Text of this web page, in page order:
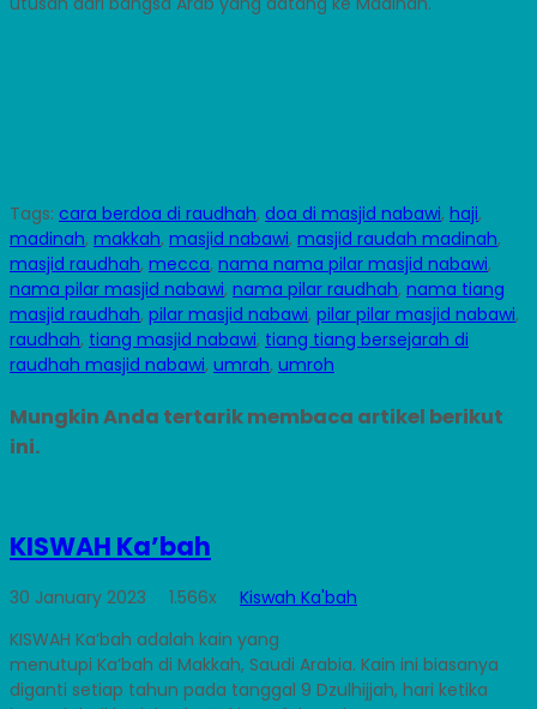
Tags: cara berdoa di raudhah, doa di masjid nabawi, haji,
madinah, makkah, masjid nabawi, masjid raudah madinah,
masjid raudhah, mecca, nama nama pilar masjid nabawi,
nama pilar masjid nabawi, nama pilar raudhah, nama tiang
masjid raudhah, pilar masjid nabawi, pilar pilar masjid nabawi,
raudhah, tiang masjid nabawi, tiang tiang bersejarah di
raudhah masjid nabawi, umrah, umroh
Mungkin Anda tertarik membaca artikel berikut
ini.
KISWAH Ka’bah
30 January 2023 1.566x
Kiswah Ka'bah
KISWAH Ka’bah adalah kain yang
menutupi Ka’bah di Makkah, Saudi Arabia. Kain ini biasanya
diganti setiap tahun pada tanggal 9 Dzulhijjah, hari ketika